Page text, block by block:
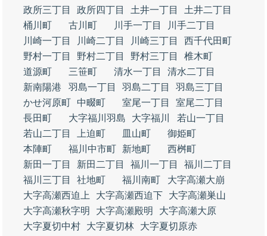
政所三丁目
政所四丁目 土井一丁目
土井二丁目
桶川町
古川町 川手一丁目
川手二丁目
川崎一丁目
川崎二丁目 川崎三丁目
西千代田町
野村一丁目
野村二丁目 野村三丁目
椎木町
道源町
三笹町 清水一丁目
清水二丁目
新南陽港
羽島一丁目 羽島二丁目
羽島三丁目
かせ河原町
中畷町 室尾一丁目
室尾二丁目
長田町
大字福川羽島 大字福川
若山一丁目
若山二丁目
上迫町 皿山町
御姫町
本陣町
福川中市町 新地町
西桝町
新田一丁目
新田二丁目 福川一丁目
福川二丁目
福川三丁目
社地町 福川南町
大字高瀬大崩
大字高瀬西迫上
大字高瀬西迫下
大字高瀬巣山
大字高瀬秋字明
大字高瀬殿明
大字高瀬大原
大字夏切中村
大字夏切林
大字夏切原赤